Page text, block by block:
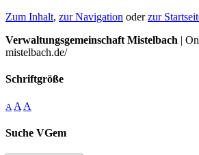
Zum Inhalt, zur Navigation oderzur
Verwaltungsgemeinschaft Mistelbach |
mistelbach.de/
Schriftgröße
A A A
Suche VGem